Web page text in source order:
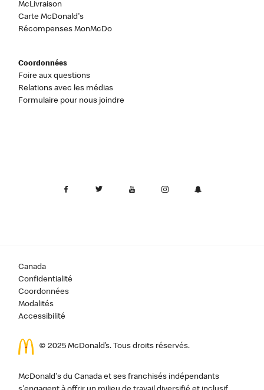
McLivraison
Carte McDonald's
Récompenses MonMcDo
Coordonnées
Foire aux questions
Relations avec les médias
Formulaire pour nous joindre
Canada
Confidentialité
Coordonnées
Modalités
Accessibilité
© 2025 McDonald’s. Tous droits réservés.
McDonald's du Canada et ses franchisés indépendants